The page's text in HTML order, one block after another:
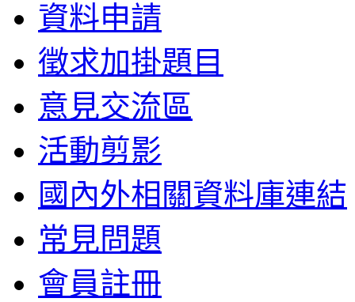
資料申請
徵求加掛題目
意見交流區
活動剪影
國內外相關資料庫連結
常見問題
會員註冊